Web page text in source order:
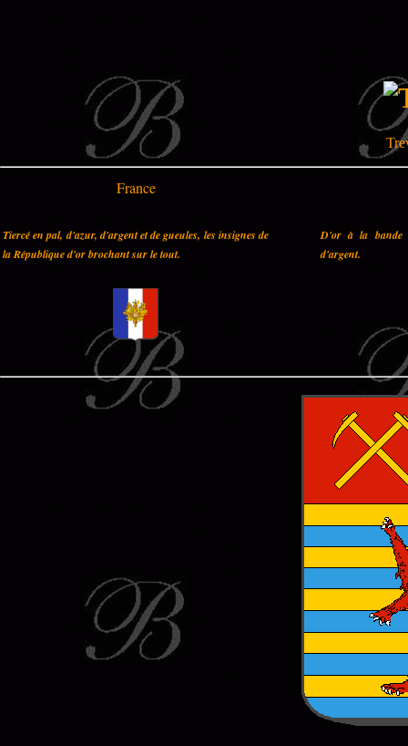
France
Tiercé en pal, d'azur, d'argent et de gueules, les insignes de
la République d'or brochant sur le tout.
D'or à la bande
d'argent.